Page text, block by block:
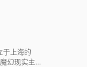
于上海的
幻现实主